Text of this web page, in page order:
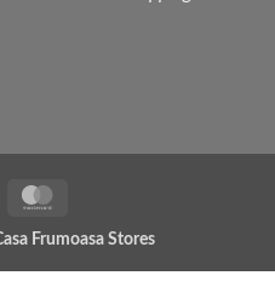
Visa
Frumoasa Stores